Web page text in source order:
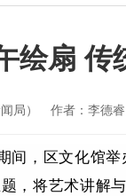
绘扇 传
局） 作者：李德
间，区文化馆举
，将艺术讲解